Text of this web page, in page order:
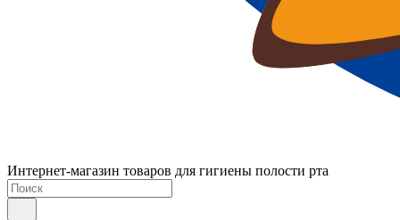
Интернет-магазин товаров для гигиены полости рта